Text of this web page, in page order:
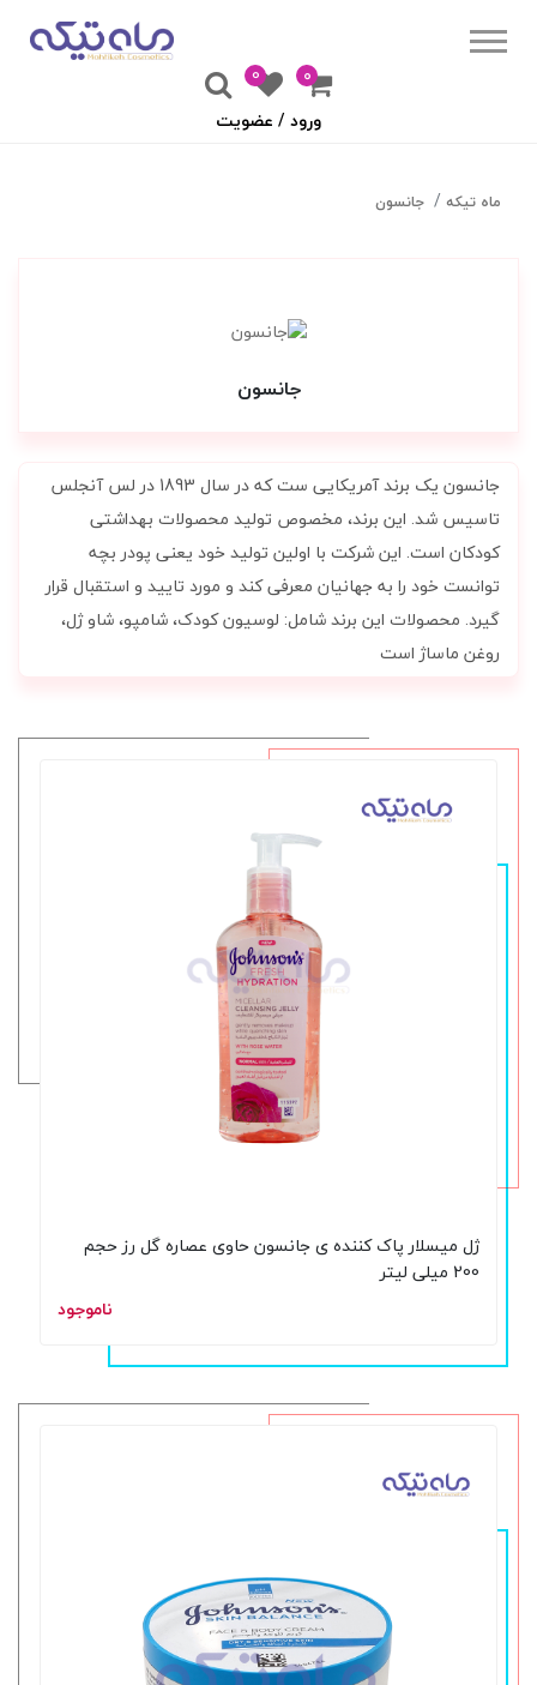
۰
0
ورود / عضویت
ماه تیکه جانسون
جانسون
جانسون یک برند آمریکایی ست که در سال 1893 در لس آنجلس
تاسیس شد. این برند، مخصوص تولید محصولات بهداشتی
کودکان است. این شرکت با اولین تولید خود یعنی پودر بچه
توانست خود را به جهانیان معرفی کند و مورد تایید و استقبال قرار
گیرد. محصولات این برند شامل: لوسیون کودک، شامپو، شاو ژل،
روغن ماساژ است
ژل میسلار پاک کننده ی جانسون حاوی عصاره گل رز حجم
200 میلی لیتر
ناموجود